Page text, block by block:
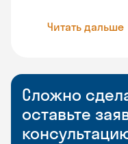
Читать дальше
Сложно
оставьте